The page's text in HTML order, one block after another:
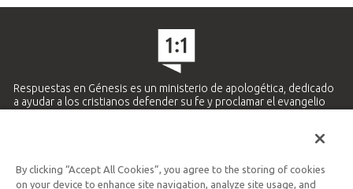
Respuestas en Génesis es un ministerio de apologética, dedicado
a ayudar a los cristianos defender su fe y proclamar el evangelio
Ministerio Hispano y Latinoamericano
By clicking “Accept All Cookies”, you agree to the storing of cookies
on your device to enhance site navigation, analyze site usage, and